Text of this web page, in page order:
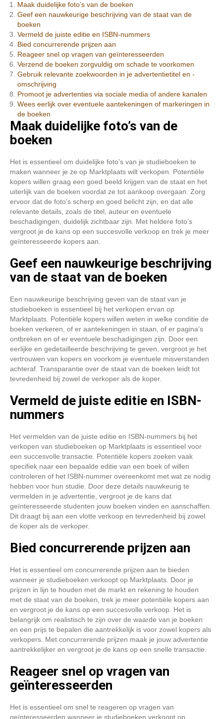
Maak duidelijke foto’s van de boeken
Geef een nauwkeurige beschrijving van de staat van de
boeken
Vermeld de juiste editie en ISBN-nummers
Bied concurrerende prijzen aan
Reageer snel op vragen van geïnteresseerden
Verzend de boeken zorgvuldig om schade te voorkomen
Gebruik relevante zoekwoorden in je advertentietitel en -
omschrijving
Promoot je advertenties via sociale media of andere kanalen
Wees eerlijk over eventuele aantekeningen of markeringen in
de boeken
Maak duidelijke foto’s van de
boeken
Het is essentieel om duidelijke foto’s van je studieboeken te
maken wanneer je ze op Marktplaats wilt verkopen. Potentiële
kopers willen graag een goed beeld krijgen van de staat en het
uiterlijk van de boeken voordat ze tot aankoop overgaan. Zorg
ervoor dat de foto’s scherp en goed belicht zijn, en dat alle
relevante details, zoals de titel, auteur en eventuele
beschadigingen, duidelijk zichtbaar zijn. Met heldere foto’s
vergroot je de kans op een succesvolle verkoop en trek je meer
geïnteresseerde kopers aan.
Geef een nauwkeurige beschrijving
van de staat van de boeken
Een nauwkeurige beschrijving geven van de staat van je
studieboeken is essentieel bij het verkopen ervan op
Marktplaats. Potentiële kopers willen weten in welke conditie de
boeken verkeren, of er aantekeningen in staan, of er pagina’s
ontbreken en of er eventuele beschadigingen zijn. Door een
eerlijke en gedetailleerde beschrijving te geven, vergroot je het
vertrouwen van kopers en voorkom je eventuele misverstanden
achteraf. Transparantie over de staat van de boeken leidt tot
tevredenheid bij zowel de verkoper als de koper.
Vermeld de juiste editie en ISBN-
nummers
Het vermelden van de juiste editie en ISBN-nummers bij het
verkopen van studieboeken op Marktplaats is essentieel voor
een succesvolle transactie. Potentiële kopers zoeken vaak
specifiek naar een bepaalde editie van een boek of willen
controleren of het ISBN-nummer overeenkomt met wat ze nodig
hebben voor hun studie. Door deze details nauwkeurig te
vermelden in je advertentie, vergroot je de kans dat
geïnteresseerde studenten jouw boeken vinden en aanschaffen.
Dit draagt bij aan een vlotte verkoop en tevredenheid bij zowel
de koper als de verkoper.
Bied concurrerende prijzen aan
Het is essentieel om concurrerende prijzen aan te bieden
wanneer je studieboeken verkoopt op Marktplaats. Door je
prijzen in lijn te houden met de markt en rekening te houden
met de staat van de boeken, trek je meer potentiële kopers aan
en vergroot je de kans op een succesvolle verkoop. Het is
belangrijk om realistisch te zijn over de waarde van je boeken
en een prijs te bepalen die aantrekkelijk is voor zowel kopers als
verkopers. Met concurrerende prijzen maak je jouw advertentie
aantrekkelijker en vergroot je de kans op een snelle transactie.
Reageer snel op vragen van
geïnteresseerden
Het is essentieel om snel te reageren op vragen van
geïnteresseerden wanneer je studieboeken verkoopt op